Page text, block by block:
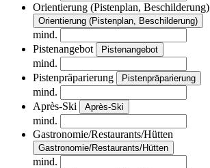
Orientierung (Pistenplan, Beschilderung)
Orientierung (Pistenplan, Beschilderung)
mind.
Pistenangebot
Pistenangebot
mind.
Pistenpräparierung
Pistenpräparierung
mind.
Après-Ski
Après-Ski
mind.
Gastronomie/Restaurants/Hütten
Gastronomie/Restaurants/Hütten
mind.